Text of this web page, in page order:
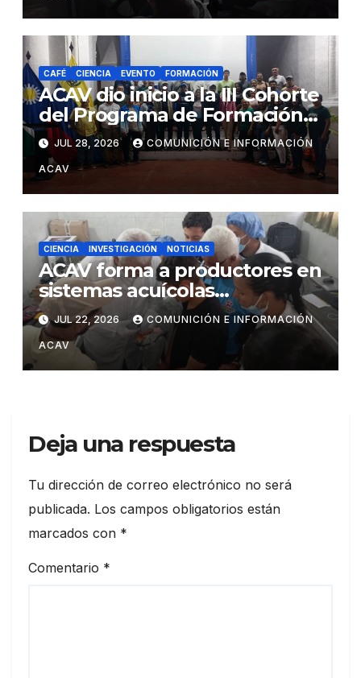
CAFÉ CIENCIA EVENTO FORMACIÓN
ACAV dio inicio a la III Cohorte
del Programa de Formación
en Producción y Manejo de
Sistemas Sustentables de
Café
JUL 28, 2026 COMUNICIÓN E INFORMACIÓN
ACAV
CIENCIA INVESTIGACIÓN NOTICIAS
ACAV forma a productores en
sistemas acuícolas
sustentables en Barinas
JUL 22, 2026 COMUNICIÓN E INFORMACIÓN
ACAV
Deja una respuesta
Tu dirección de correo electrónico no será
publicada. Los campos obligatorios están
marcados con *
Comentario *